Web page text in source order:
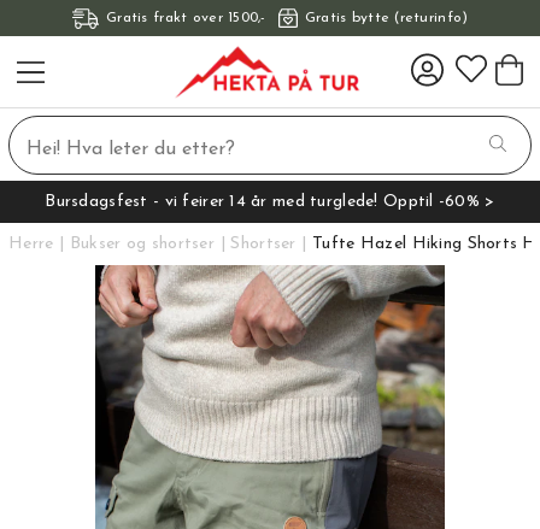
Gratis frakt over 1500,- Gratis bytte (returinfo)
Bursdagsfest - vi feirer 14 år med turglede! Opptil -60% >
Herre Bukser og shortser Shortser Tufte Hazel Hiking Shorts